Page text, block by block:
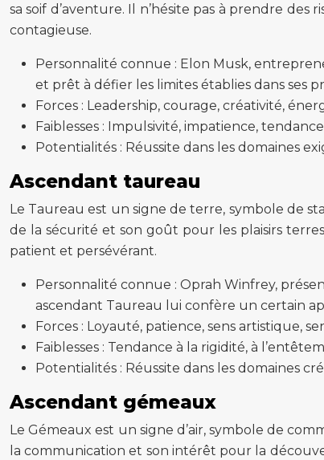
sa soif d’aventure. Il n’hésite pas à prendre
contagieuse.
Personnalité connue : Elon Musk,
et prêt à défier les limites établies dans ses
Forces : Leadership, courage, créativité,
Faiblesses : Impulsivité, impatience,
Potentialités : Réussite dans les domaines
Ascendant taureau
Le Taureau est un signe de terre, symbole de
de la sécurité et son goût pour les plaisirs
patient et persévérant.
Personnalité connue : Oprah Winfrey,
ascendant Taureau lui confère un certain
Forces : Loyauté, patience, sens artistique,
Faiblesses : Tendance à la rigidité, à
Potentialités : Réussite dans les domaines
Ascendant gémeaux
Le Gémeaux est un signe d’air, symbole de
la communication et son intérêt pour la